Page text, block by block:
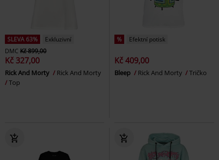
SLEVA 63%
Exkluzivní
DMC Kč 899,00
Kč 327,00
Rick And Morty
Rick And Morty
Top
% Efektní potisk
Kč 409,00
Bleep Rick And Morty Tričko